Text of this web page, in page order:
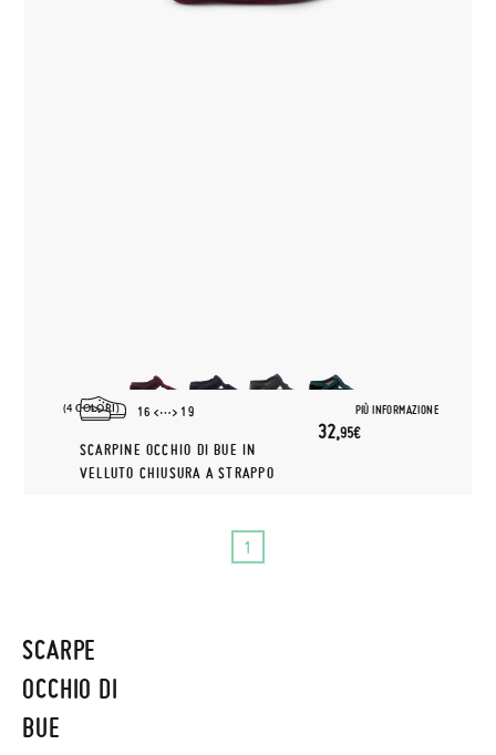
(4 COLORI) PIÙ INFORMAZIONE
16 19
SCARPINE OCCHIO DI BUE IN
VELLUTO CHIUSURA A STRAPPO
32,95€
1
SCARPE
OCCHIO DI
BUE